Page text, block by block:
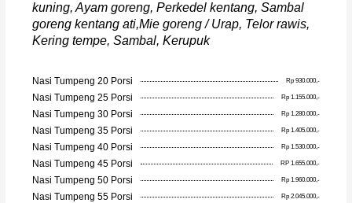
kuning, Ayam goreng, Perkedel kentang, Sambal
goreng kentang ati,Mie goreng / Urap, Telor rawis,
Kering tempe, Sambal, Kerupuk
Nasi Tumpeng 20 Porsi Rp 930.000,-
Nasi Tumpeng 25 Porsi Rp 1.155.000,-
Nasi Tumpeng 30 Porsi Rp 1.280.000,-
Nasi Tumpeng 35 Porsi Rp 1.405.000,-
Nasi Tumpeng 40 Porsi Rp 1.530.000,-
Nasi Tumpeng 45 Porsi RP 1.655.000,-
Nasi Tumpeng 50 Porsi Rp 1.960.000,-
Nasi Tumpeng 55 Porsi Rp 2.045.000,-